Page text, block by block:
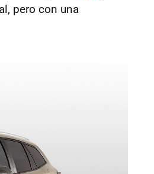
pero con una